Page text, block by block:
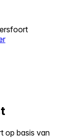
op basis van